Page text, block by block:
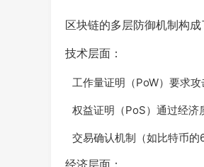
区块链的多层防御机制构
技术层面：
工作量证明（PoW）要求
权益证明（PoS）通过经济
交易确认机制（如比特币
经济层面：